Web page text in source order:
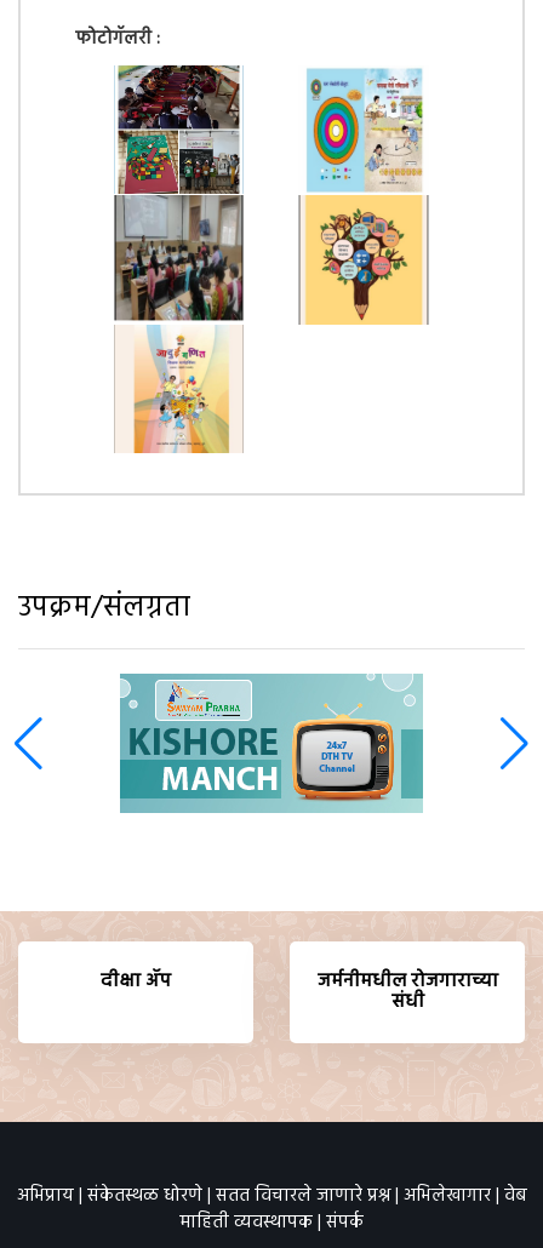
फोटोगॅलरी :
उपक्रम/संलग्नता
दीक्षा ॲप जर्मनीमधील रोजगाराच्या
संधी
अभिप्राय| संकेतस्थळ धोरणे| सतत विचारले जाणारे प्रश्न| अभिलेखागार| वेब
माहिती व्यवस्थापक| संपर्क